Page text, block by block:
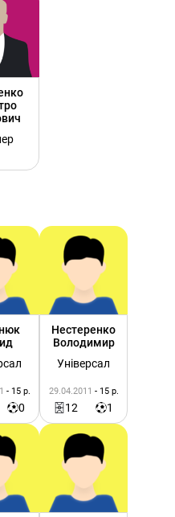
- 15 р.
0
Нестеренко
Володимир
Універсал
29.04.2011 - 15 р.
12 1